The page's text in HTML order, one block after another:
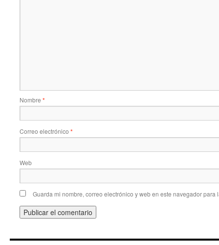
Nombre *
Correo electrónico *
Web
Guarda mi nombre, correo electrónico y web en este navegador para